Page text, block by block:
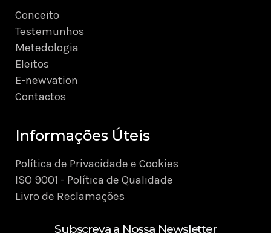
Conceito
Testemunhos
Metedologia
Eleitos
E-newvation
Contactos
Informações Úteis
Política de Privacidade e Cookies
ISO 9001 - Política de Qualidade
Livro de Reclamações
Subscreva a Nossa Newsletter